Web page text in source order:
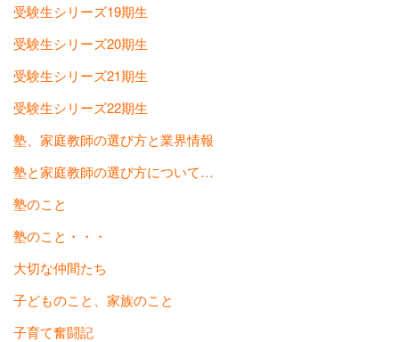
受験生シリーズ19期生
受験生シリーズ20期生
受験生シリーズ21期生
受験生シリーズ22期生
塾、家庭教師の選び方と業界情報
塾と家庭教師の選び方について…
塾のこと
塾のこと・・・
大切な仲間たち
子どものこと、家族のこと
子育て奮闘記